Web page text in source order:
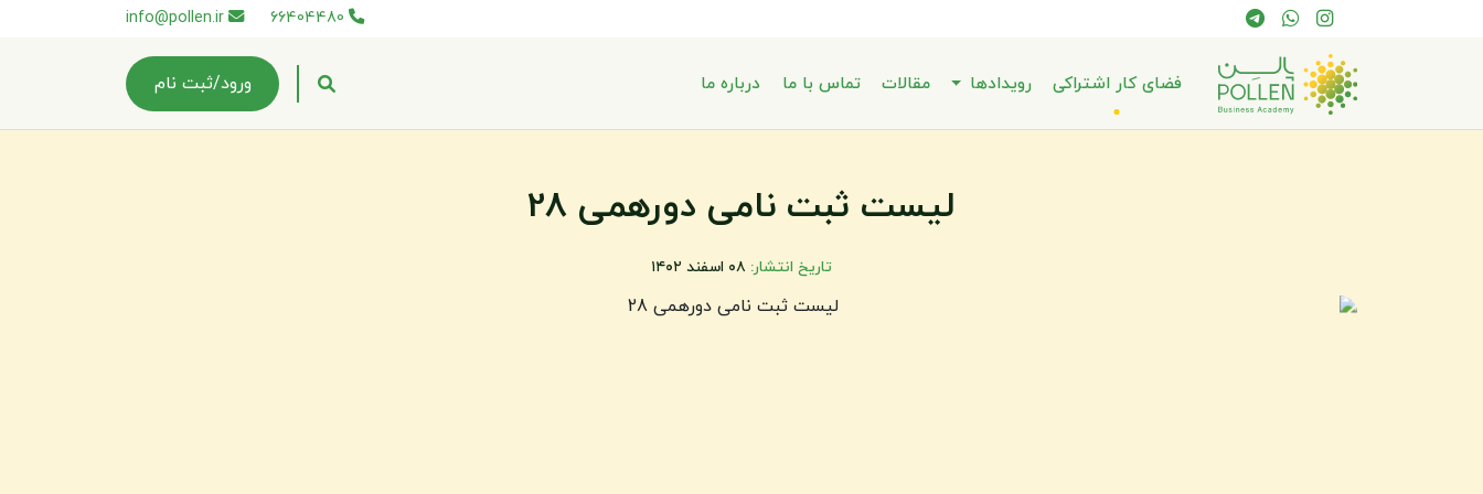
66404480
info@pollen.ir
فضای کار اشتراکی رویدادها مقالات تماس با ما درباره ما ورود/ثبت نام
لیست ثبت نامی دورهمی 28
تاریخ انتشار: ۰۸ اسفند ۱۴۰۲